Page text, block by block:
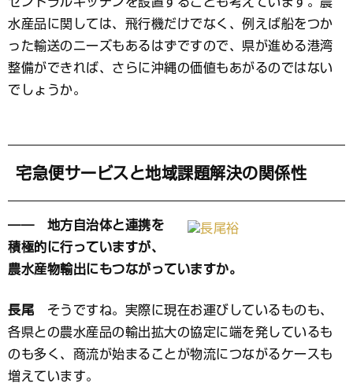
水産品に関しては、飛行機だけでなく、例えば船をつか
った輸送のニーズもあるはずですので、県が進める港湾
整備ができれば、さらに沖縄の価値もあがるのではない
でしょうか。
宅急便サービスと地域課題解決の関係性
―― 地方自治体と連携を
積極的に行っていますが、
農水産物輸出にもつながっていますか。
長尾 そうですね。実際に現在お運びしているものも、
各県との農水産品の輸出拡大の協定に端を発しているも
のも多く、商流が始まることが物流につながるケースも
増えています。